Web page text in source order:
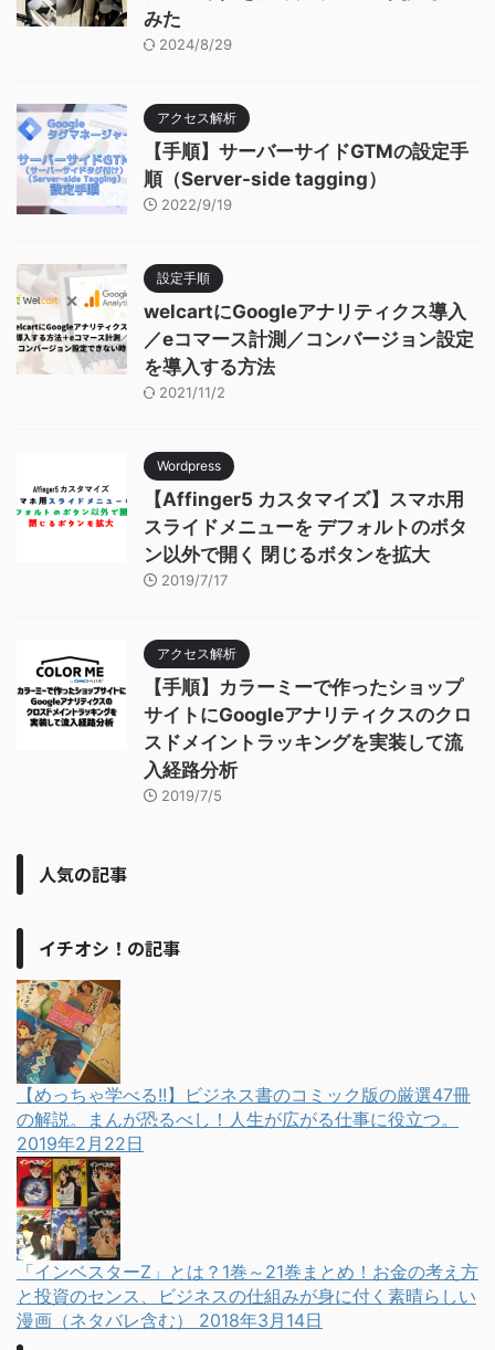
みた
2024/8/29
アクセス解析
【手順】サーバーサイドGTMの設定手
順（Server-side tagging）
2022/9/19
設定手順
welcartにGoogleアナリティクス導入
／eコマース計測／コンバージョン設定
を導入する方法
2021/11/2
Wordpress
【Affinger5 カスタマイズ】スマホ用
スライドメニューを デフォルトのボタ
ン以外で開く 閉じるボタンを拡大
2019/7/17
アクセス解析
【手順】カラーミーで作ったショップ
サイトにGoogleアナリティクスのクロ
スドメイントラッキングを実装して流
入経路分析
2019/7/5
人気の記事
イチオシ！の記事
【めっちゃ学べる!!】ビジネス書のコミック版の厳選47冊
の解説。まんが恐るべし！人生が広がる仕事に役立つ。
2019年2月22日
「インベスターZ」とは？1巻～21巻まとめ！お金の考え方
と投資のセンス、ビジネスの仕組みが身に付く素晴らしい
漫画（ネタバレ含む） 2018年3月14日